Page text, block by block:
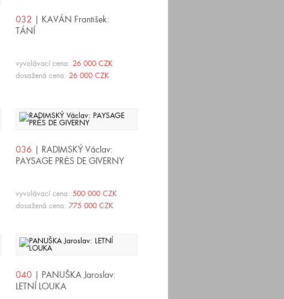
032 | KAVÁN František:
TÁNÍ
vyvolávací cena: 26 000 CZK
dosažená cena: 26 000 CZK
036 | RADIMSKÝ Václav:
PAYSAGE PRÈS DE GIVERNY
vyvolávací cena: 500 000 CZK
dosažená cena: 775 000 CZK
040 | PANUŠKA Jaroslav:
LETNÍ LOUKA